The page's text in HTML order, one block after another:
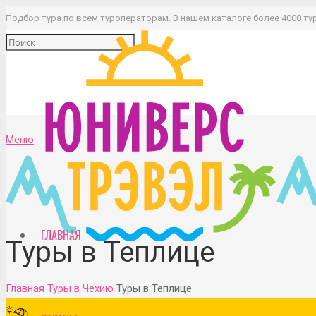
Подбор тура по всем туроператорам. В нашем каталоге более 4000
Меню
ГЛАВНАЯ
Туры в Теплице
Главная Туры в Чехию Туры в Теплице